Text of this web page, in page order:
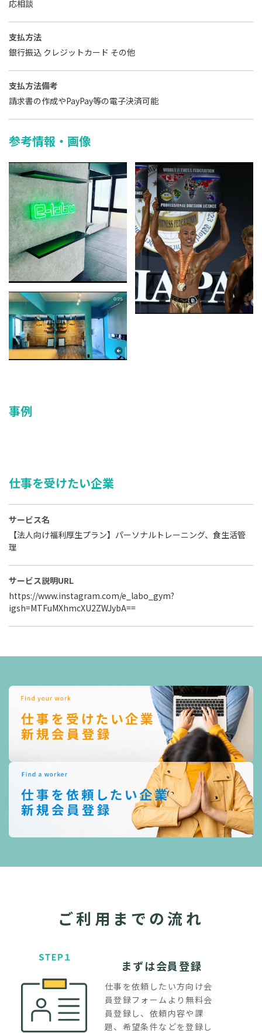
応相談
支払方法
銀行振込 クレジットカード その他
支払方法備考
請求書の作成やPayPay等の電子決済可能
参考情報・画像
事例
仕事を受けたい企業
サービス名
【法人向け福利厚生プラン】パーソナルトレーニング、食生活管
理
サービス説明URL
https://www.instagram.com/e_labo_gym?
igsh=MTFuMXhmcXU2ZWJybA==
ご利用までの流れ
まずは会員登録
仕事を依頼したい方向け会
員登録フォームより無料会
員登録し、依頼内容や課
題、希望条件などを登録し